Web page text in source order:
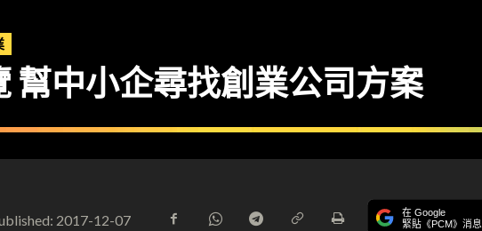
幫中小企尋找創業公司方案
2017-12-07 在 Google
緊貼《PCM》消息